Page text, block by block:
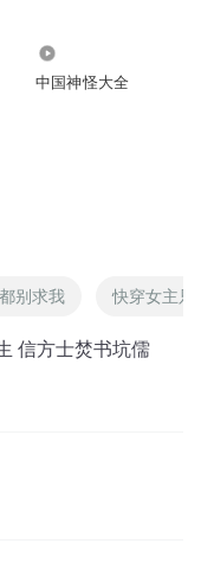
中国神怪大全
别求我 快穿女主只
信方士焚书坑儒